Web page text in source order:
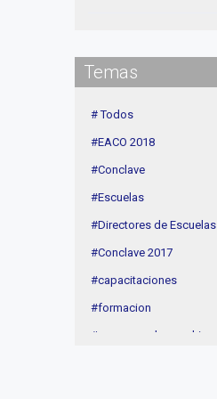
Contenidos de Interés
Cuota
Agenda
Linea Sociedad
Temas
# Todos
#EACO 2018
#Conclave
#Escuelas
#Directores de Escuelas
#Conclave 2017
#capacitaciones
#formacion
#procesos de coaching